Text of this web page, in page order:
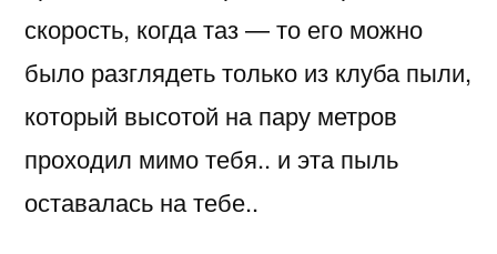
скорость, когда таз — то его можно
было разглядеть только из клуба пыли,
который высотой на пару метров
проходил мимо тебя.. и эта пыль
оставалась на тебе..